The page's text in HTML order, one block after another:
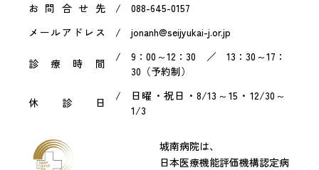
お問合せ先
088-645-0157
メールアドレス
jonanh@seijyukai-j.or.jp
診療時間
9：00～12：30 ／ 13：30～17：
30（予約制）
休診日
日曜・祝日・8/13～15・12/30～
1/3
城南病院は、
日本医療機能評価機構認定病